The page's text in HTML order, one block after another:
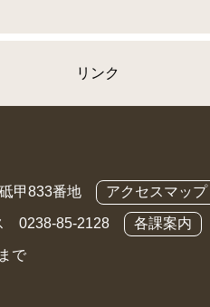
リンク
甲833番地 アクセスマップ
0238-85-2128 各課案内
で